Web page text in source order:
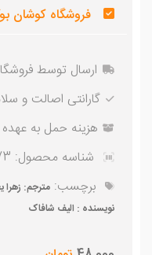
فروشگاه کوشان بوک
ارسال توسط فروشگاه
گارانتی اصالت و سلامت
هزینه حمل به عهده خریدار
شناسه محصول:
برچسب:مترجم: زهرا یعقوبیان
نویسنده : الیف شافاک